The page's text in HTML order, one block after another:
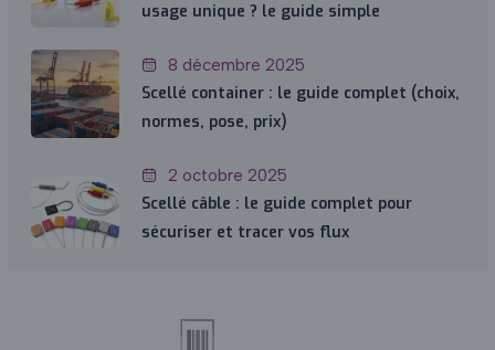
usage unique ? le guide simple
8 décembre 2025
Scellé container : le guide complet (choix,
normes, pose, prix)
2 octobre 2025
Scellé câble : le guide complet pour
sécuriser et tracer vos flux